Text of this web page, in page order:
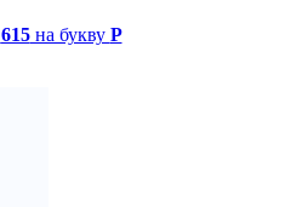
615на букву P